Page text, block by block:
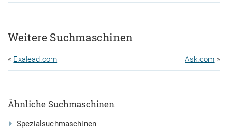
Weitere Suchmaschinen
« Exalead.com Ask.com »
Ähnliche Suchmaschinen
Spezialsuchmaschinen